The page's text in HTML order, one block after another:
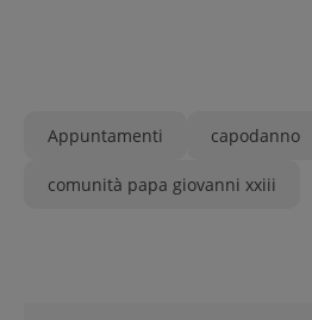
Appuntamenti capodanno
comunità papa giovanni xxiii